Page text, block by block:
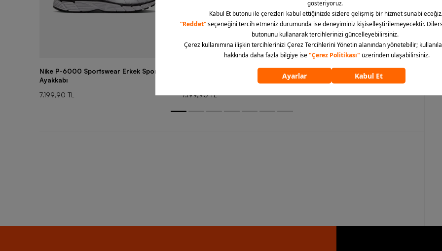
Nike P-6000 Sportswear Erkek Spor
Ayakkabı
7.199,90 TL
Nike Air Force 1 '07 CO Icon Erkek Spor
7.199,90 TL
Nike Dunk Low Retro Erkek Spor
5.759,90 TL
7.199,90 TL